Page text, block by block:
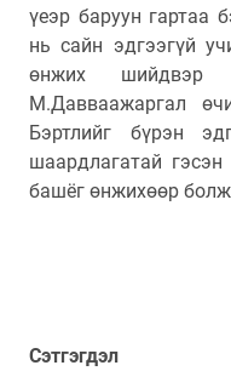
үеэр баруун гартаа
нь сайн эдгээгүй
өнжих шийдвэр
М.Давваажаргал
Бэртлийг бүрэн
шаардлагатай
башёг өнжихөөр
Сэтгэгдэл